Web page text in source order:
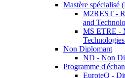
Mastère spécialisé
M2REST -
and
MS ETRE -
Non Diplomant
ND - Non
Programme
EuroteQ -